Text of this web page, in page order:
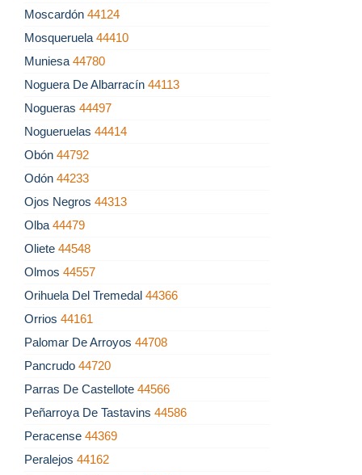
Moscardón 44124
Mosqueruela 44410
Muniesa 44780
Noguera De Albarracín 44113
Nogueras 44497
Nogueruelas 44414
Obón 44792
Odón 44233
Ojos Negros 44313
Olba 44479
Oliete 44548
Olmos 44557
Orihuela Del Tremedal 44366
Orrios 44161
Palomar De Arroyos 44708
Pancrudo 44720
Parras De Castellote 44566
Peñarroya De Tastavins 44586
Peracense 44369
Peralejos 44162